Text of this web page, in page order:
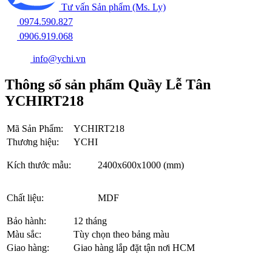
Tư vấn Sản phẩm (Ms. Ly)
0974.590.827
0906.919.068
info@ychi.vn
Thông số sản phẩm Quầy Lễ Tân
YCHIRT218
Mã Sản Phẩm:
YCHIRT218
Thương hiệu:
YCHI
Kích thước mẫu: 2400x600x1000 (mm)
Chất liệu: MDF
Bảo hành:
12 tháng
Màu sắc:
Tùy chọn theo bảng màu
Giao hàng:
Giao hàng lắp đặt tận nơi HCM